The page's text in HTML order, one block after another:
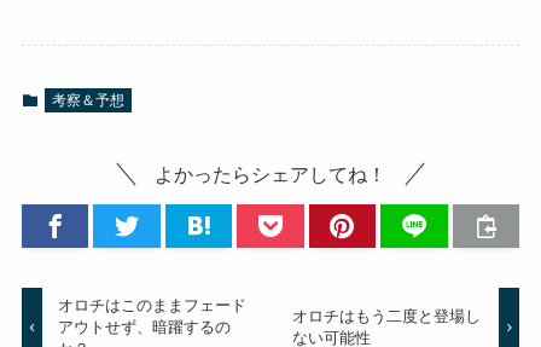
考察＆予想
よかったらシェアしてね！
オロチはこのままフェード
アウトせず、暗躍するの
オロチはもう二度と登場し
ない可能性